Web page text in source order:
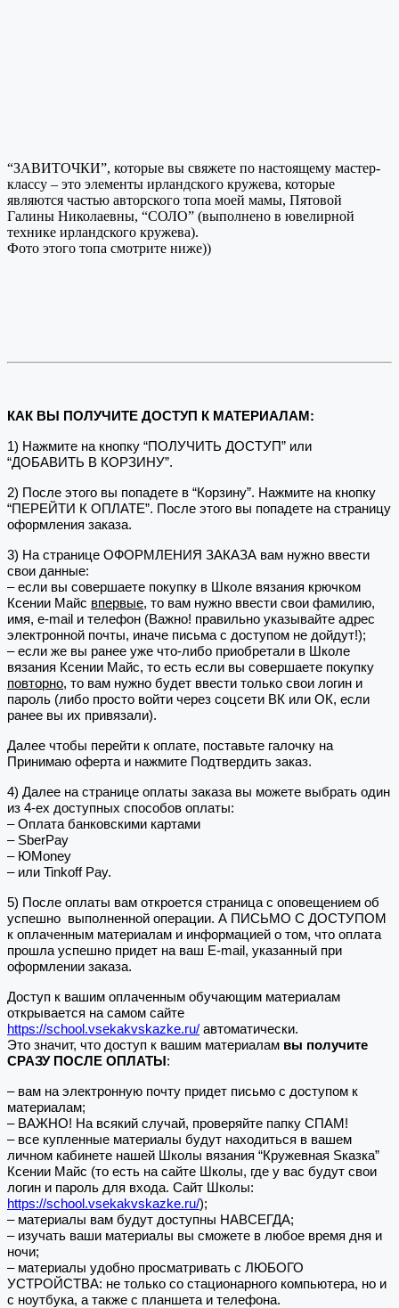
“ЗАВИТОЧКИ”, которые вы свяжете по настоящему мастер-
классу – это элементы ирландского кружева, которые
являются частью авторского топа моей мамы, Пятовой
Галины Николаевны, “СОЛО” (выполнено в ювелирной
технике ирландского кружева).
Фото этого топа смотрите ниже))
КАК ВЫ ПОЛУЧИТЕ ДОСТУП К МАТЕРИАЛАМ:
1) Нажмите на кнопку “ПОЛУЧИТЬ ДОСТУП” или
“ДОБАВИТЬ В КОРЗИНУ”.
2) После этого вы попадете в “Корзину”. Нажмите на кнопку
“ПЕРЕЙТИ К ОПЛАТЕ”. После этого вы попадете на страницу
оформления заказа.
3) На странице ОФОРМЛЕНИЯ ЗАКАЗА вам нужно ввести
свои данные:
– если вы совершаете покупку в Школе вязания крючком
Ксении Майс впервые, то вам нужно ввести свои фамилию,
имя, e-mail и телефон (Важно! правильно указывайте адрес
электронной почты, иначе письма с доступом не дойдут!);
– если же вы ранее уже что-либо приобретали в Школе
вязания Ксении Майс, то есть если вы совершаете покупку
повторно, то вам нужно будет ввести только свои логин и
пароль (либо просто войти через соцсети ВК или ОК, если
ранее вы их привязали).
Далее чтобы перейти к оплате, поставьте галочку на
Принимаю оферта и нажмите Подтвердить заказ.
4) Далее на странице оплаты заказа вы можете выбрать один
из 4-ех доступных способов оплаты:
– Оплата банковскими картами
– SberPay
– ЮMoney
– или Tinkoff Pay.
5) После оплаты вам откроется страница с оповещением об
успешно выполненной операции. А ПИСЬМО С ДОСТУПОМ
к оплаченным материалам и информацией о том, что оплата
прошла успешно придет на ваш E-mail, указанный при
оформлении заказа.
Доступ к вашим оплаченным обучающим материалам
открывается на самом сайте
https://school.vsekakvskazke.ru/ автоматически.
Это значит, что доступ к вашим материалам вы получите
СРАЗУ ПОСЛЕ ОПЛАТЫ :
– вам на электронную почту придет письмо с доступом к
материалам;
– ВАЖНО! На всякий случай, проверяйте папку СПАМ!
– все купленные материалы будут находиться в вашем
личном кабинете нашей Школы вязания “Кружевная Sказка”
Ксении Майс (то есть на сайте Школы, где у вас будут свои
логин и пароль для входа. Сайт Школы:
https://school.vsekakvskazke.ru/);
– материалы вам будут доступны НАВСЕГДА;
– изучать ваши материалы вы сможете в любое время дня и
ночи;
– материалы удобно просматривать с ЛЮБОГО
УСТРОЙСТВА: не только со стационарного компьютера, но и
с ноутбука, а также с планшета и телефона.